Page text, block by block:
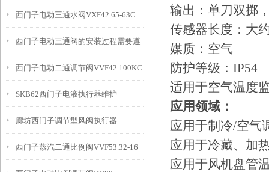
西门子电动三通水阀VXF42.65-63C
西门子电动三通阀的安装过程需要遵
循一系列步骤
西门子电动二通调节阀VVF42.100KC
应用
SKB62西门子电液执行器维护
廊坊西门子调节型风阀执行器
GDB161.1E
西门子蒸汽二通比例阀VVF53.32-16
输出：单刀双掷
传感器长度：大
媒质：空气
防护等级：IP54
适用于空气温度
应用领域：
应用于制冷/空气
应用于冷藏、加
应用于风机盘管